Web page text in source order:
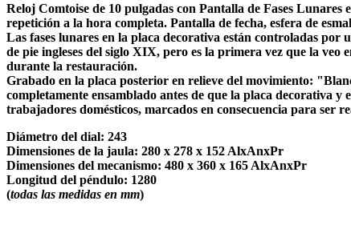
Reloj Comtoise de 10 pulgadas con Pantalla de Fases
repetición a la hora completa. Pantalla de fecha, esfera de
Las fases lunares en la placa decorativa están controladas
de pie ingleses del siglo XIX, pero es la primera vez que la
durante la restauración.
Grabado en la placa posterior en relieve del movimiento:
completamente ensamblado antes de que la placa decorativa
trabajadores domésticos, marcados en consecuencia para ser
Diámetro del dial: 243
Dimensiones de la jaula: 280 x 278 x 152 AlxAnxPr
Dimensiones del mecanismo: 480 x 360 x 165 AlxAnxPr
Longitud del péndulo: 1280
(todas las medidas en mm)